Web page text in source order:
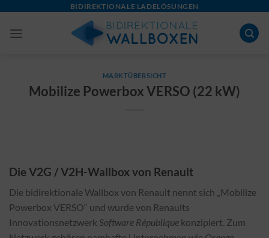
content
BIDIREKTIONALE LADELÖSUNGEN
MARKTÜBERSICHT
Mobilize Powerbox VERSO (22 kW)
Die V2G / V2H-Wallbox von Renault
Die bidirektionale Wallbox von Renault nennt sich „Mobilize
Powerbox VERSO“ und wurde von Renaults
Innovationsnetzwerk Software République konzipiert. Zum